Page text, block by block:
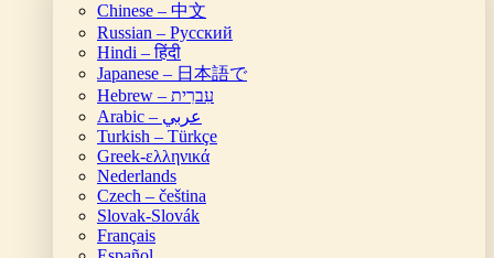
Chinese – 中文
Russian – Русский
Hindi – हिंदी
Japanese – 日本語で
Hebrew – עִברִית
Arabic – عربي
Turkish – Türkçe
Greek-ελληνικά
Nederlands
Czech – čeština
Slovak-Slovák
Français